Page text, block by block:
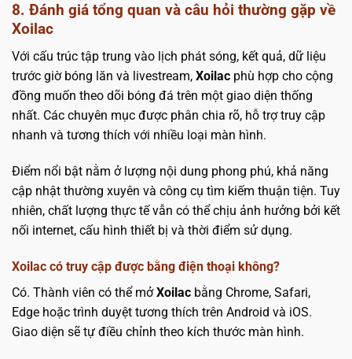
8. Đánh giá tổng quan và câu hỏi thường gặp về
Xoilac
Với cấu trúc tập trung vào lịch phát sóng, kết quả, dữ liệu
trước giờ bóng lăn và livestream, Xoilac phù hợp cho cộng
đồng muốn theo dõi bóng đá trên một giao diện thống
nhất. Các chuyên mục được phân chia rõ, hỗ trợ truy cập
nhanh và tương thích với nhiều loại màn hình.
Điểm nổi bật nằm ở lượng nội dung phong phú, khả năng
cập nhật thường xuyên và công cụ tìm kiếm thuận tiện. Tuy
nhiên, chất lượng thực tế vẫn có thể chịu ảnh hưởng bởi kết
nối internet, cấu hình thiết bị và thời điểm sử dụng.
Xoilac có truy cập được bằng điện thoại không?
Có. Thành viên có thể mởXoilac bằng Chrome, Safari,
Edge hoặc trình duyệt tương thích trên Android và iOS.
Giao diện sẽ tự điều chỉnh theo kích thước màn hình.